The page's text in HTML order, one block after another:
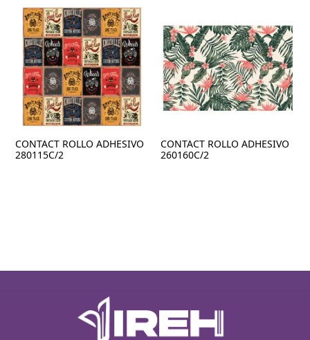
CONTACT ROLLO ADHESIVO
280115C/2
CONTACT ROLLO ADHESIVO
260160C/2